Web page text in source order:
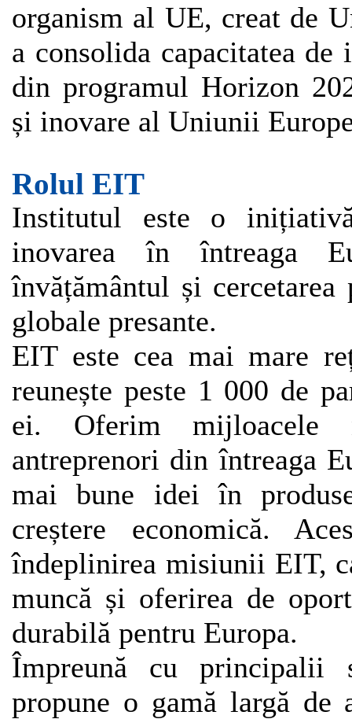
organism al UE, creat de
a consolida capacitatea
din programul Horizon
și inovare al Uniunii
Rolul EIT
Institutul este o
inovarea în întreaga
învățământul și
globale presante.
EIT este cea mai mare
reunește peste 1 000 de
ei. Oferim mijloacele
antreprenori din întreaga
mai bune idei în
creștere economică.
îndeplinirea misiunii EIT,
muncă și oferirea de
durabilă pentru Europa.
Împreună cu principalii
propune o gamă largă